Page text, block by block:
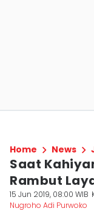
Home News
Saat
Rambut
15 Jun 2019, 08:00 WIB
Nugroho Adi Purwoko